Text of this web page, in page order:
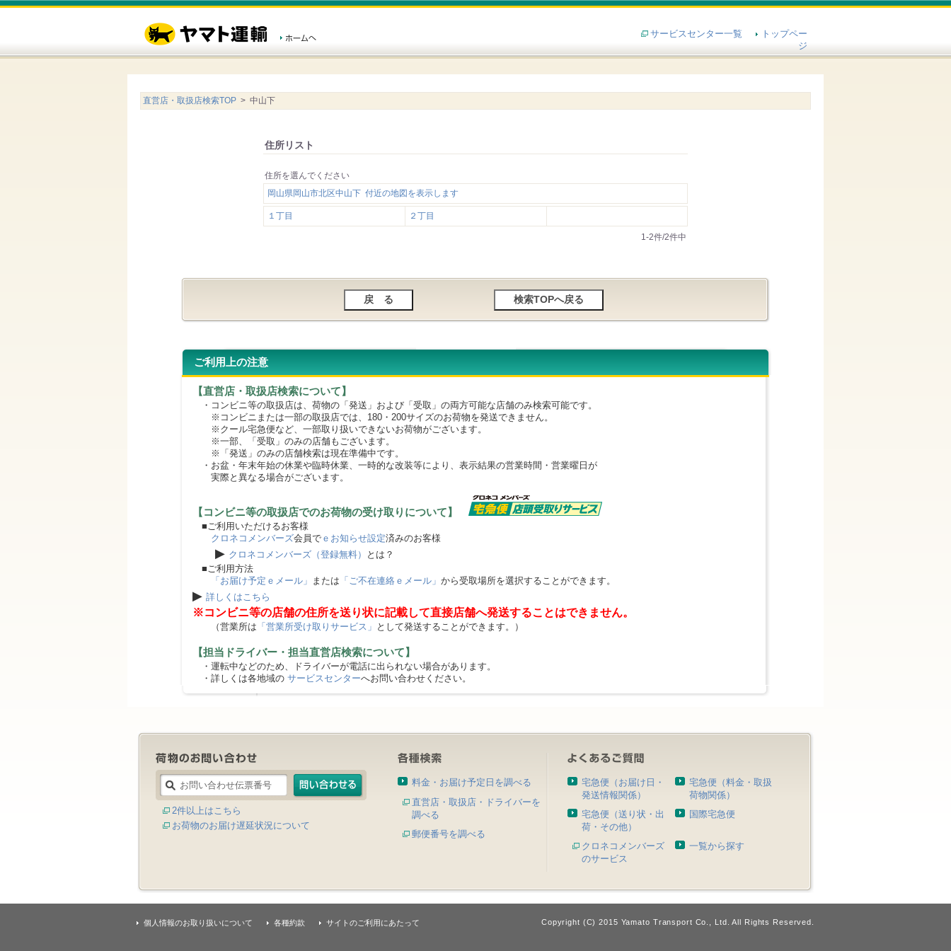
サービスセンター一覧
トップペー
ジ
直営店・取扱店検索TOP > 中山下
住所リスト
住所を選んでください
岡山県岡山市北区中山下 付近の地図を表示します
１丁目 ２丁目
1-2件/2件中
ご利用上の注意
【直営店・取扱店検索について】
・コンビニ等の取扱店は、荷物の「発送」および「受取」の両方可能な店舗のみ検索可能です。
※コンビニまたは一部の取扱店では、180・200サイズのお荷物を発送できません。
※クール宅急便など、一部取り扱いできないお荷物がございます。
※一部、「受取」のみの店舗もございます。
※「発送」のみの店舗検索は現在準備中です。
・お盆・年末年始の休業や臨時休業、一時的な改装等により、表示結果の営業時間・営業曜日が
実際と異なる場合がございます。
【コンビニ等の取扱店でのお荷物の受け取りについて】
■ご利用いただけるお客様
クロネコメンバーズ会員で ｅお知らせ設定済みのお客様
▶ クロネコメンバーズ（登録無料）
とは？
■ご利用方法
「お届け予定ｅメール」 または 「ご不在連絡ｅメール」 から受取場所を選択することができます。
▶ 詳しくはこちら
※コンビニ等の店舗の住所を送り状に記載して直接店舗へ発送することはできません。
（営業所は 「営業所受け取りサービス」 として発送することができます。）
【担当ドライバー・担当直営店検索について】
・運転中などのため、ドライバーが電話に出られない場合があります。
・詳しくは各地域の サービスセンターへお問い合わせください。
2件以上はこちら
お荷物のお届け遅延状況について
料金・お届け予定日を調べる
直営店・取扱店・ドライバーを
調べる
郵便番号を調べる
宅急便（お届け日・
発送情報関係）
宅急便（料金・取扱
荷物関係）
宅急便（送り状・出
荷・その他）
国際宅急便
クロネコメンバーズ
のサービス
一覧から探す
個人情報のお取り扱いについて 各種約款 サイトのご利用にあたって Copyright (C) 2015 Yamato Transport Co., Ltd. All Rights Reserved.